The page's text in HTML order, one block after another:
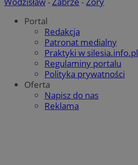
Portal
Redakcja
Patronat medialny
Praktyki w silesia.info.pl
Regulaminy portalu
Polityka prywatności
Oferta
Napisz do nas
Reklama